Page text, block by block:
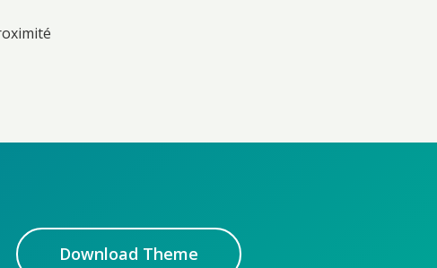
Download Theme